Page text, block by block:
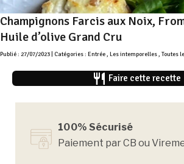
Champignons Farcis aux Noix,
Huile d’olive Grand Cru
Publié : 27/07/2023 | Catégories : Entrée, Les intemporelles, Toutes
restaurant Faire cette recette
100% Sécurisé
Paiement par CB ou